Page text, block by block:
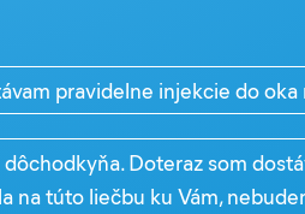
pravidelne injekcie do
dôchodkyňa. Doteraz som
na túto liečbu ku Vám,